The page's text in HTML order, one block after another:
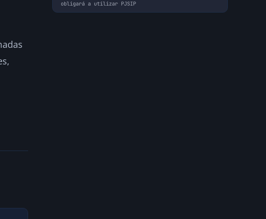
obligará a utilizar PJSIP